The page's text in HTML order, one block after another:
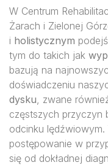
W Centrum
Żarach i Zielonej
i holistycznym
tym do takich jak
bazują na
doświadczeniu
dysku, zwane
częstszych przyczyn
odcinku lędźwiowym.
postępowanie w
się od dokładnej